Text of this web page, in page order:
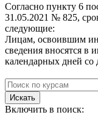
Согласно пункту 6
31.05.2021 № 825,
следующие:
Лицам, освоившим
сведения вносятся в
календарных дней со
Искать
Включить в поиск: